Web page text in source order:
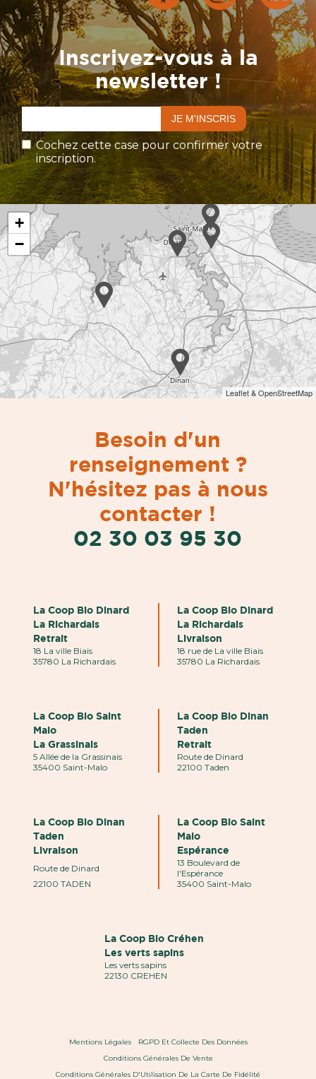
Inscrivez-vous à la
newsletter !
Cochez cette case pour confirmer votre
inscription.
Besoin d'un
renseignement ?
N'hésitez pas à nous
contacter !
02 30 03 95 30
La Coop Bio Dinard
La Richardais
Retrait
18 La ville Biais
35780 La Richardais
La Coop Bio Dinard
La Richardais
Livraison
18 rue de La ville Biais
35780 La Richardais
La Coop Bio Saint
Malo
La Grassinais
5 Allée de la Grassinais
35400 Saint-Malo
La Coop Bio Dinan
Taden
Retrait
Route de Dinard
22100 Taden
La Coop Bio Dinan
Taden
Livraison
Route de Dinard
22100 TADEN
La Coop Bio Saint
Malo
Espérance
13 Boulevard de
l'Espérance
35400 Saint-Malo
La Coop Bio Créhen
Les verts sapins
Les verts sapins
22130 CREHEN
Mentions Légales
RGPD Et Collecte Des Données
Conditions Générales De Vente
Conditions Générales D'Utilisation De La Carte De Fidélité
+
−
Leaflet & OpenStreetMap